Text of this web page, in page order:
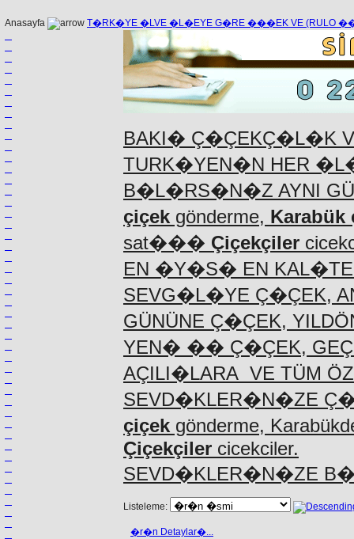
Anasayfa T�RK�YE �LVE �L�EYE G�RE ���EK VE (RULO
BAKI� Ç�ÇEKÇ�L�K
TURK�YEN�N HER
B�L�RS�N�Z AYNI
çiçek gönderme, Karabük
sat��� Çiçekçiler
EN �Y�S� EN
SEVG�L�YE Ç�ÇEK,
GÜNÜNE Ç�ÇEK,
YEN� �� Ç�ÇEK,
AÇILI�LARA VE TÜM
SEVD�KLER�N�ZE
çiçek gönderme,
Çiçekçiler cicekciler.
SEVD�KLER�N�ZE
Listeleme:
�r�n Detaylar�...